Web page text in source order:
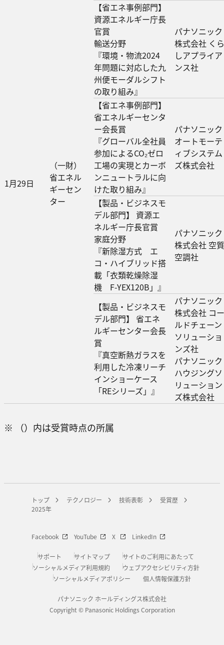
1月29日
（一財）
省エネル
ギーセン
ター
【省エネ事例部門】
資源エネルギー庁長
官賞
輸送分野
『環境・物流2024
年問題に対応した九
州便モーダルシフト
の取り組み』
パナソニック
株式会社 くら
しアプライア
ンス社
【省エネ事例部門】
省エネルギーセンタ
ー会長賞
『グローバル全社員
参加によるCO₂ゼロ
工場の実現とカーボ
ンニュートラルに向
けた取り組み』
パナソニック
オートモーテ
ィブシステム
ズ株式会社
【製品・ビジネスモ
デル部門】 資源エ
ネルギー庁長官賞
家庭分野
『新除湿方式 エ
コ・ハイブリッド搭
載「衣類乾燥除湿
機 F-YEX120B」』
パナソニック
株式会社 空質
空調社
【製品・ビジネスモ
デル部門】 省エネ
ルギーセンター会長
賞
『真空断熱ガラスを
利用した冷凍リーチ
インショーケース
「REシリーズ」』
パナソニック
株式会社 コー
ルドチェーン
ソリューショ
ンズ社
パナソニック
ハウジングソ
リューション
ズ株式会社
※ （）内は受賞時点の所属
トップ テクノロジー 技術表彰
受賞歴
2025年
Facebook YouTube X LinkedIn
サポート サイトマップ
サイトのご利用にあたって
ソーシャルメディア利用規約
ウェブアクセシビリティ方針
ソーシャルメディアポリシー
個人情報保護方針
パナソニック ホールディングス株式会社
Copyright © Panasonic Holdings Corporation